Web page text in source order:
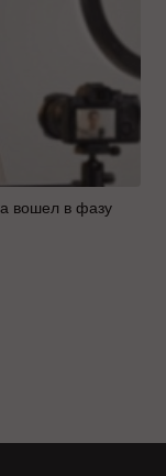
вошел в фазу